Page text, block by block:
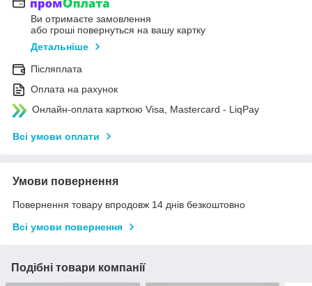
Ви отримаєте замовлення
або гроші повернуться на вашу картку
Детальніше
Післяплата
Оплата на рахунок
Онлайн-оплата карткою Visa, Mastercard - LiqPay
Всі умови оплати
Умови повернення
Повернення товару впродовж 14 днів безкоштовно
Всі умови повернення
Подібні товари компанії